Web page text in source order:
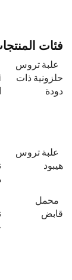
فئات
علبة تروس
حلزونية ذات
دودة
علبة تروس
هيبود
محمل
قابض